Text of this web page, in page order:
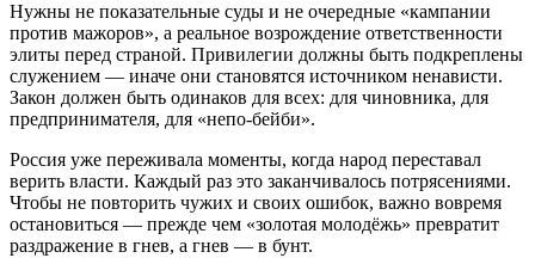
Нужны не показательные суды и не очередные «кампании
против мажоров», а реальное возрождение ответственности
элиты перед страной. Привилегии должны быть подкреплены
служением — иначе они становятся источником ненависти.
Закон должен быть одинаков для всех: для чиновника, для
предпринимателя, для «непо-бейби».
Россия уже переживала моменты, когда народ переставал
верить власти. Каждый раз это заканчивалось потрясениями.
Чтобы не повторить чужих и своих ошибок, важно вовремя
остановиться — прежде чем «золотая молодёжь» превратит
раздражение в гнев, а гнев — в бунт.